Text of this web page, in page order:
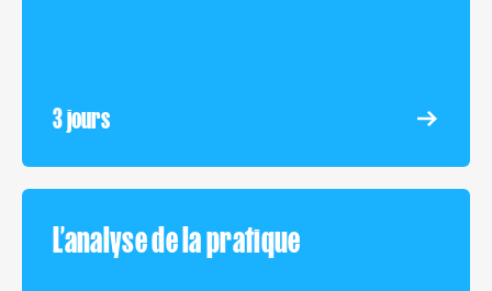
3 jours
L’analyse de la pratique